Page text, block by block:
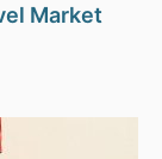
Market